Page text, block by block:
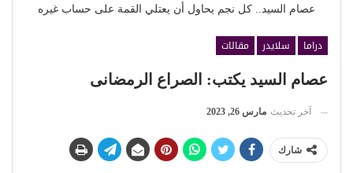
عصام السيد.. كل نجم يحاول أن يعتلي القمة على حساب غيره
دراما سلايدر
مقالات
عصام السيد يكتب: الصراع الرمضانى
آخر تحديث مارس 26, 2023
شارك